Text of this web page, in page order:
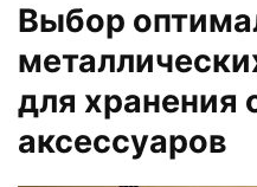
Выбор
для хранения
аксессуаров